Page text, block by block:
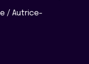
/ Autrice-